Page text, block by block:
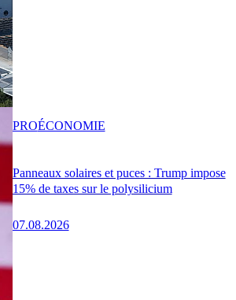
Panneaux solaires et puces : Trump impose
15% de taxes sur le polysilicium
07.08.2026
PROÉCONOMIE